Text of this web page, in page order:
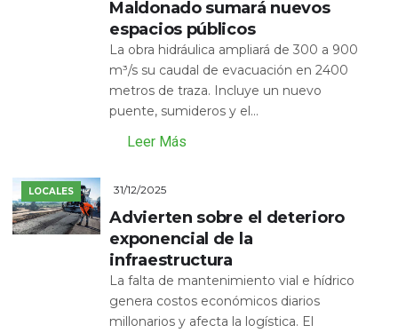
Maldonado sumará nuevos
espacios públicos
La obra hidráulica ampliará de 300 a 900
m³/s su caudal de evacuación en 2400
metros de traza. Incluye un nuevo
puente, sumideros y el...
Leer Más
LOCALES 31/12/2025
Advierten sobre el deterioro
exponencial de la
infraestructura
La falta de mantenimiento vial e hídrico
genera costos económicos diarios
millonarios y afecta la logística. El